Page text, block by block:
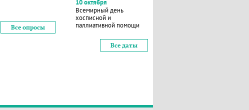
Все опросы
10 октября
Всемирный день
хосписной и
паллиативной помощи
Все даты